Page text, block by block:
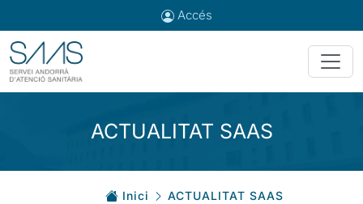
Accés
ACTUALITAT SAAS
Inici
ACTUALITAT SAAS